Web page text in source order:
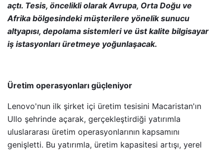
açtı. Tesis, öncelikli olarak Avrupa, Orta Doğu ve
Afrika bölgesindeki müşterilere yönelik sunucu
altyapısı, depolama sistemleri ve üst kalite bilgisayar
iş istasyonları üretmeye yoğunlaşacak.
Üretim operasyonları güçleniyor
Lenovo'nun ilk şirket içi üretim tesisini Macaristan'ın
Ullo şehrinde açarak, gerçekleştirdiği yatırımla
uluslararası üretim operasyonlarının kapsamını
genişletti. Bu yatırımla, üretim kapasitesi artışı, yerel